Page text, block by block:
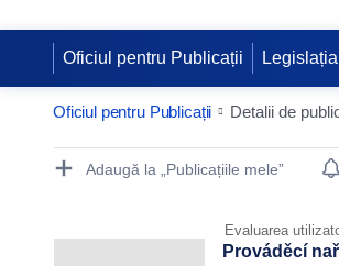
Oficiul pentru Publicații
Oficiul pentru Publicații Detalii de
Publication Detail
Adaugă la „Publicațiile mele”
Evaluarea
Prováděcí